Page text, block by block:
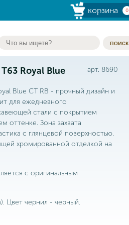
корзина 0
поиск
Royal Blue арт. 8690
Blue CT RB - прочный дизайн и
для ежедневного
стали с покрытием
оттенке. Зона захвата
с глянцевой поверхностью.
хромированной отделкой на
с оригинальным
Цвет чернил - черный.